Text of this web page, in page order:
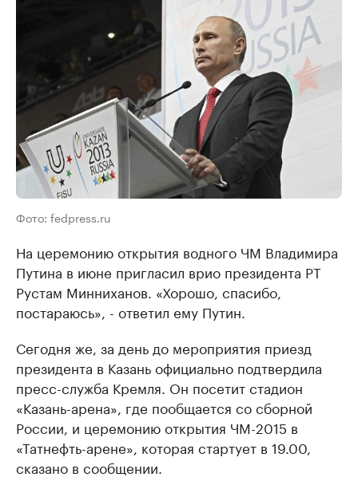
Фото: fedpress.ru
На церемонию открытия водного ЧМ Владимира
Путина в июне пригласил врио президента РТ
Рустам Минниханов. «Хорошо, спасибо,
постараюсь», - ответил ему Путин.
Сегодня же, за день до мероприятия приезд
президента в Казань официально подтвердила
пресс-служба Кремля. Он посетит стадион
«Казань-арена», где пообщается со сборной
России, и церемонию открытия ЧМ-2015 в
«Татнефть-арене», которая стартует в 19.00,
сказано в сообщении.